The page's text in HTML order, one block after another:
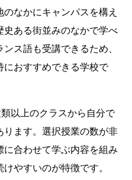
なかにキャンパスを構え
史ある街並みのなかで学べ
ス語も受講できるため、
におすすめできる学校で
以上のクラスから自分で
ります。選択授業の数が非
合わせて学ぶ内容を組み
やすいのが特徴です。